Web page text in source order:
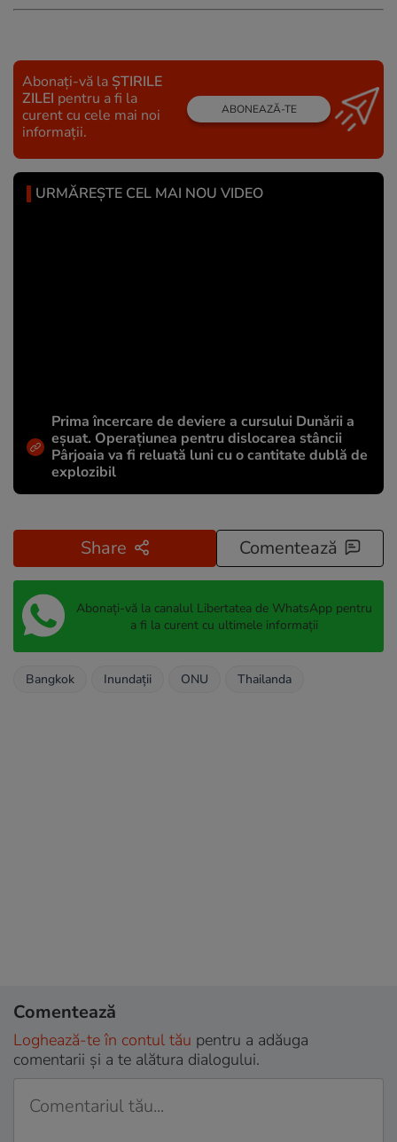
Abonați-vă la ȘTIRILE
ZILEI pentru a fi la
curent cu cele mai noi
informații.
ABONEAZĂ-TE
URMĂREȘTE CEL MAI NOU VIDEO
Prima încercare de deviere a cursului Dunării a
eșuat. Operațiunea pentru dislocarea stâncii
Pârjoaia va fi reluată luni cu o cantitate dublă de
explozibil
Share Comentează
Abonați-vă la canalul Libertatea de WhatsApp pentru
a fi la curent cu ultimele informații
Bangkok Inundații ONU Thailanda
Comentează
Loghează-te în contul tău pentru a adăuga
comentarii și a te alătura dialogului.